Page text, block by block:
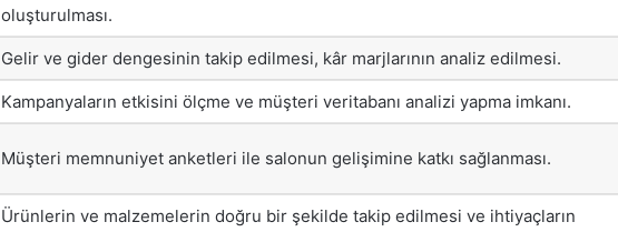
oluşturulması.
Gelir ve gider dengesinin takip edilmesi, kâr marjlarının analiz edilmesi.
Kampanyaların etkisini ölçme ve müşteri veritabanı analizi yapma imkanı.
Müşteri memnuniyet anketleri ile salonun gelişimine katkı sağlanması.
Ürünlerin ve malzemelerin doğru bir şekilde takip edilmesi ve ihtiyaçların